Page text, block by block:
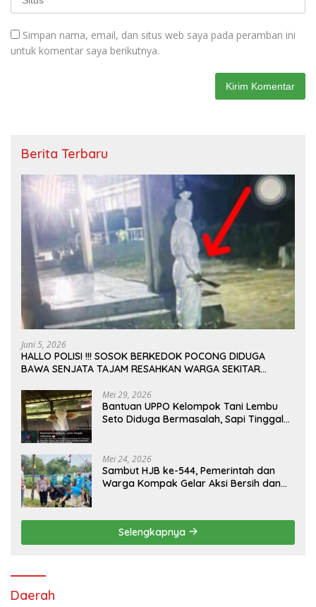
Simpan nama, email, dan situs web saya pada peramban ini
untuk komentar saya berikutnya.
Berita Terbaru
Juni 5, 2026
HALLO POLISI !!! SOSOK BERKEDOK POCONG DIDUGA
BAWA SENJATA TAJAM RESAHKAN WARGA SEKITAR
Mei 29, 2026
Bantuan UPPO Kelompok Tani Lembu
Seto Diduga Bermasalah, Sapi Tinggal
Mei 24, 2026
Sambut HJB ke-544, Pemerintah dan
Warga Kompak Gelar Aksi Bersih dan
Selengkapnya
Daerah